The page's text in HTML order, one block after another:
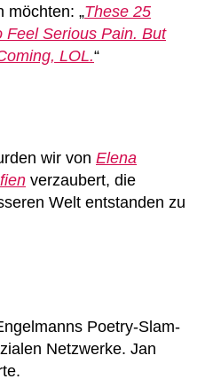
möchten: „These 25
Feel Serious Pain. But
LOL.“
wir von Elena
verzaubert, die
Welt entstanden zu
Poetry-Slam-
Netzwerke. Jan